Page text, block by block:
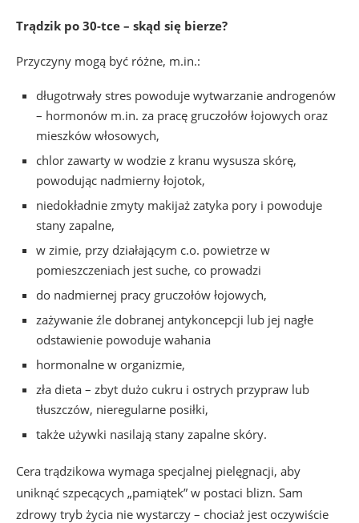
Trądzik po 30-tce – skąd się bierze?
Przyczyny mogą być różne, m.in.:
długotrwały stres powoduje wytwarzanie androgenów
– hormonów m.in. za pracę gruczołów łojowych oraz
mieszków włosowych,
chlor zawarty w wodzie z kranu wysusza skórę,
powodując nadmierny łojotok,
niedokładnie zmyty makijaż zatyka pory i powoduje
stany zapalne,
w zimie, przy działającym c.o. powietrze w
pomieszczeniach jest suche, co prowadzi
do nadmiernej pracy gruczołów łojowych,
zażywanie źle dobranej antykoncepcji lub jej nagłe
odstawienie powoduje wahania
hormonalne w organizmie,
zła dieta – zbyt dużo cukru i ostrych przypraw lub
tłuszczów, nieregularne posiłki,
także używki nasilają stany zapalne skóry.
Cera trądzikowa wymaga specjalnej pielęgnacji, aby
uniknąć szpecących „pamiątek” w postaci blizn. Sam
zdrowy tryb życia nie wystarczy – chociaż jest oczywiście